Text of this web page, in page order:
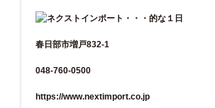
春日部市増戸832-1
048-760-0500
https://www.nextimport.co.jp